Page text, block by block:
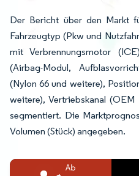
Der Bericht über den Markt
Fahrzeugtyp (Pkw und
mit Verbrennungsmotor
(Airbag-Modul,
(Nylon 66 und weitere),
weitere), Vertriebskanal
segmentiert. Die
Volumen (Stück) angegeben.